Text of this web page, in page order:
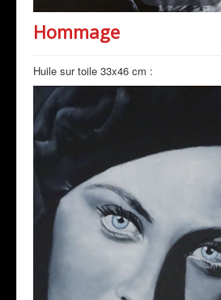
Hommage
Huile sur toile 33x46 cm :